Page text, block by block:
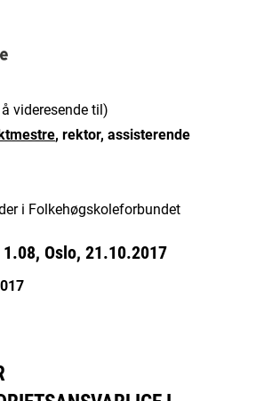
videresende til)
, rektor, assisterende
i Folkehøgskoleforbundet
Oslo, 21.10.2017